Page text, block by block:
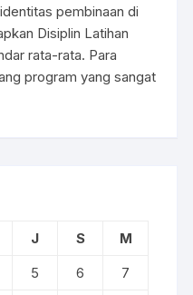
pembinaan di
Disiplin Latihan
rata-rata. Para
program yang sangat
J S
M
5 6
7